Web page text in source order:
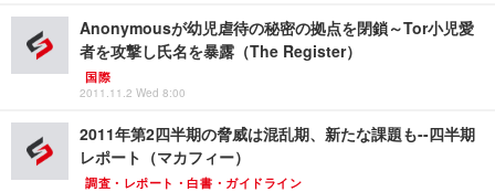
Anonymousが幼児虐待の秘密の拠点を閉鎖～Tor小児愛
者を攻撃し氏名を暴露（The Register）
国際
2011.11.2 Wed 8:00
2011年第2四半期の脅威は混乱期、新たな課題も--四半期
レポート（マカフィー）
調査・レポート・白書・ガイドライン